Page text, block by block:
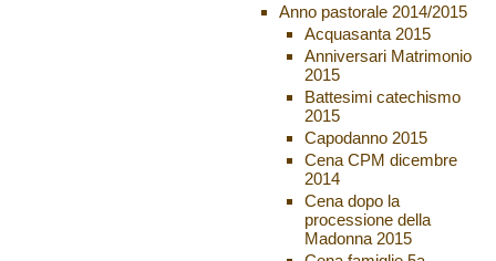
Anno pastorale 2014/2015
Acquasanta 2015
Anniversari Matrimonio
2015
Battesimi catechismo
2015
Capodanno 2015
Cena CPM dicembre
2014
Cena dopo la
processione della
Madonna 2015